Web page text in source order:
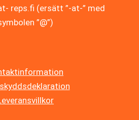
reps.fi (ersätt ”-at-” med
”@”)